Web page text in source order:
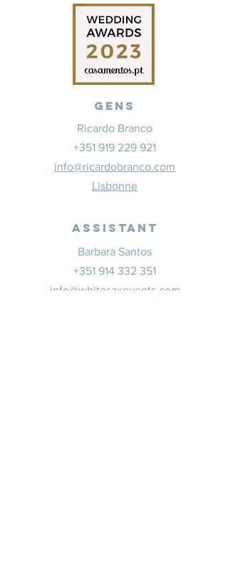
Gens
Ricardo Branco
+351 919 229 921
info@ricardobranco.com
Lisbonne
Assistant
Barbara Santos
+351 914 332 351
info@whitesaxevents.com